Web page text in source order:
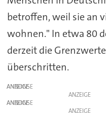
betroffen, weil sie an
wohnen." In etwa 80
derzeit die
überschritten.
ANZEIGE
ANZEIGE
ANZEIGE
ANZEIGE